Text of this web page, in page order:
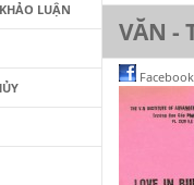
VĂN -
Facebook
LUẬN